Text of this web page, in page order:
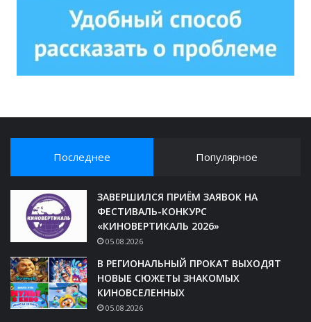
Последнее Популярное
ЗАВЕРШИЛСЯ ПРИЁМ ЗАЯВОК НА
ФЕСТИВАЛЬ-КОНКУРС
«КИНОВЕРТИКАЛЬ 2026»
05.08.2026
В РЕГИОНАЛЬНЫЙ ПРОКАТ ВЫХОДЯТ
НОВЫЕ СЮЖЕТЫ ЗНАКОМЫХ
КИНОВСЕЛЕННЫХ
05.08.2026